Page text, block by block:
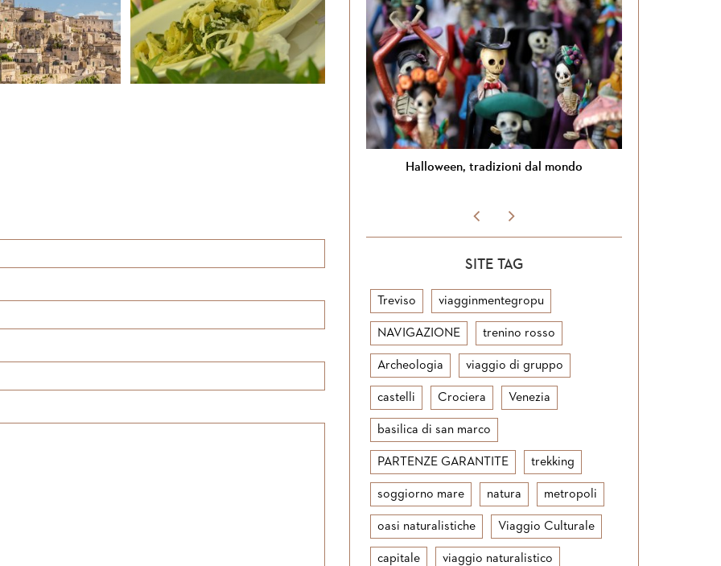
Halloween, tradizioni dal mondo
SITE TAG
Treviso viagginmentegropu
NAVIGAZIONE trenino rosso
Archeologia viaggio di gruppo
castelli Crociera Venezia
basilica di san marco
PARTENZE GARANTITE trekking
soggiorno mare natura metropoli
oasi naturalistiche Viaggio Culturale
capitale viaggio naturalistico